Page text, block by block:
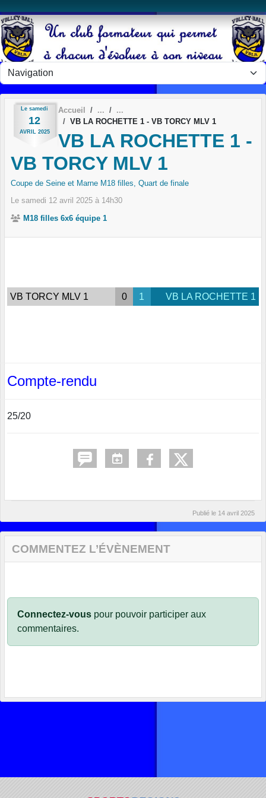
Le samedi
12
AVRIL 2025
Accueil
VB LA ROCHETTE 1 - VB TORCY MLV 1
VB LA ROCHETTE 1 -
VB TORCY MLV 1
Coupe de Seine et Marne M18 filles, Quart de finale
Le samedi 12 avril 2025 à 14h30
M18 filles 6x6 équipe 1
VB TORCY MLV 1 0 1 VB LA ROCHETTE 1
Compte-rendu
25/20
Publié le 14 avril 2025
COMMENTEZ L’ÉVÈNEMENT
Connectez-vous pour pouvoir participer aux
commentaires.